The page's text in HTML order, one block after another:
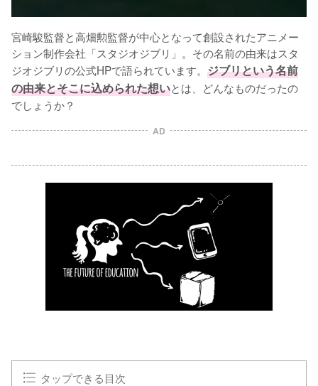
宮崎駿監督と高畑勲監督が中心となって創設されたアニメー
ション制作会社「スタジオジブリ」。その名前の由来はスタ
ジオジブリの公式HPで語られています。 ジブリという名前
の由来とそこに込められた想いとは、どんなものだったの
でしょうか？
AD
タップできる目次